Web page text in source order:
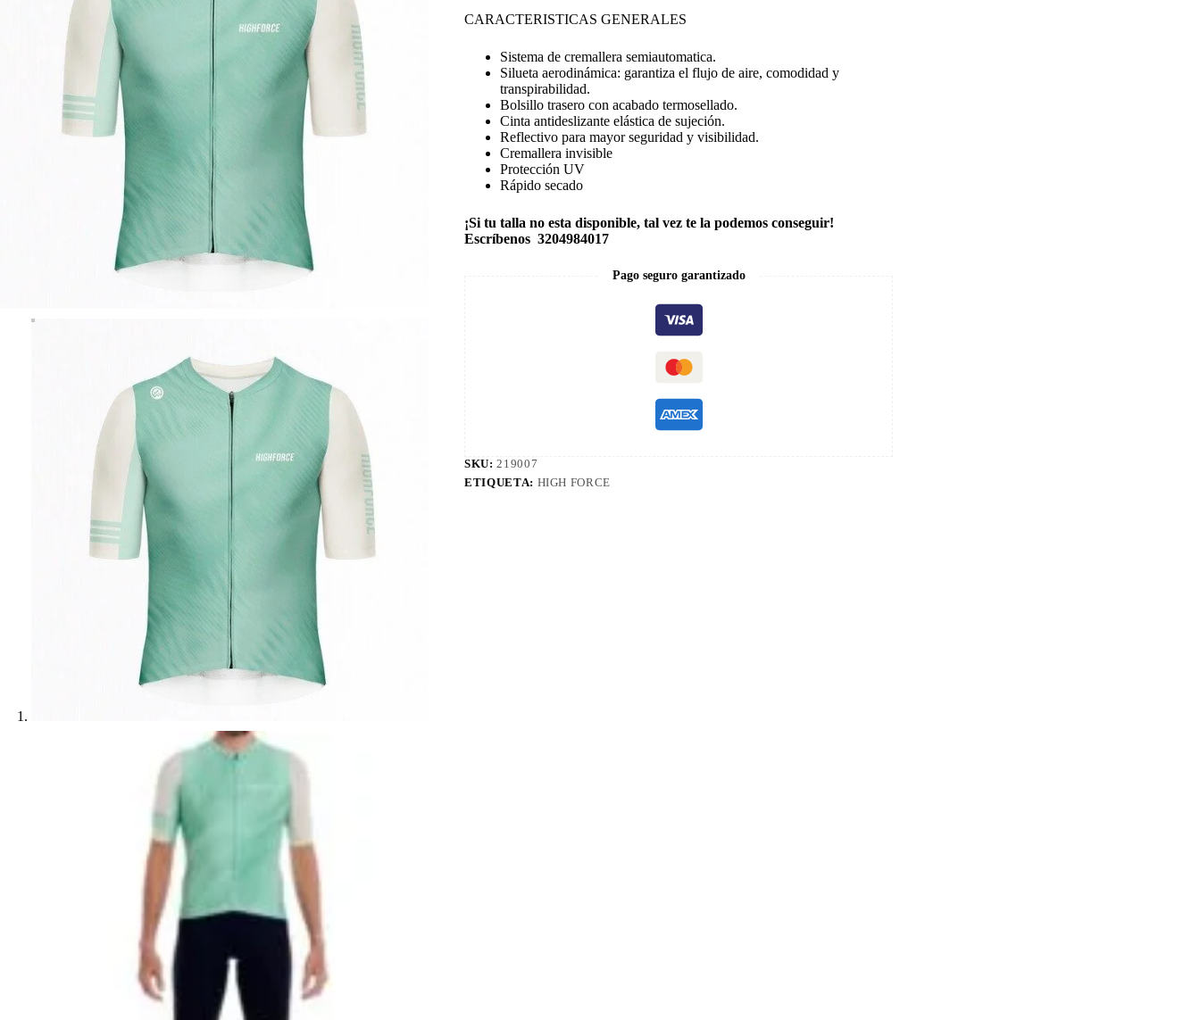
CARACTERISTICAS GENERALES
Sistema de cremallera semiautomatica.
Silueta aerodinámica: garantiza el flujo de aire, comodidad y
transpirabilidad.
Bolsillo trasero con acabado termosellado.
Cinta antideslizante elástica de sujeción.
Reflectivo para mayor seguridad y visibilidad.
Cremallera invisible
Protección UV
Rápido secado
¡Si tu talla no esta disponible, tal vez te la podemos conseguir!
Escríbenos 3204984017
Pago seguro garantizado
SKU:219007
ETIQUETA: HIGH FORCE